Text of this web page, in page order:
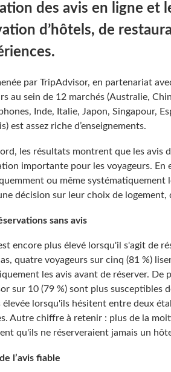
des avis en ligne et
d’hôtels, de
par TripAdvisor, en partenariat
au sein de 12 marchés (Australie,
Inde, Italie, Japon, Singapour,
est assez riche d’enseignements.
les résultats montrent que les avis
importante pour les voyageurs. En
ou même systématiquement
décision sur leur choix de logement,
sans avis
encore plus élevé lorsqu'il s'agit de
quatre voyageurs sur cinq (81 %)
les avis avant de réserver. De
sur 10 (79 %) sont plus susceptibles
élevée lorsqu'ils hésitent entre deux
Autre chiffre à retenir : plus de la
qu'ils ne réserveraient jamais un
l’avis fiable